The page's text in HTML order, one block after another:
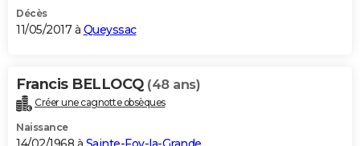
Décès
11/05/2017 à Queyssac
Francis BELLOCQ (48 ans)
Créer une cagnotte obsèques
Naissance